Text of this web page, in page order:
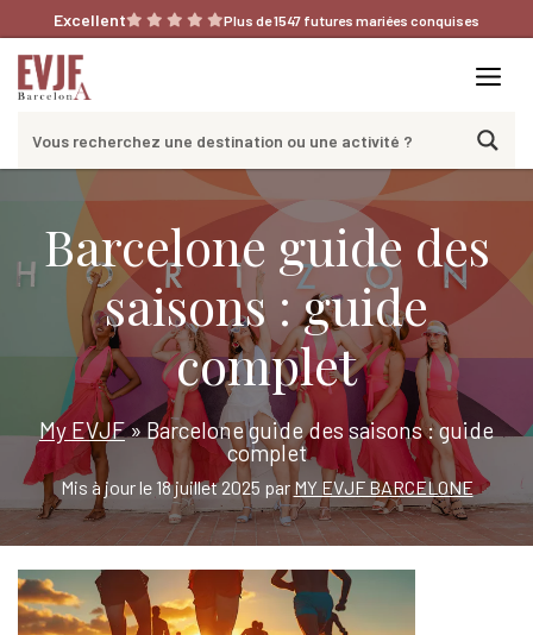
au
contenu
Excellent Plus de 1547 futures mariées conquises
Barcelone guide des
saisons : guide
complet
My EVJF»Barcelone guide des saisons : guide
complet
Mis à jour le 18 juillet 2025 par MY EVJF BARCELONE